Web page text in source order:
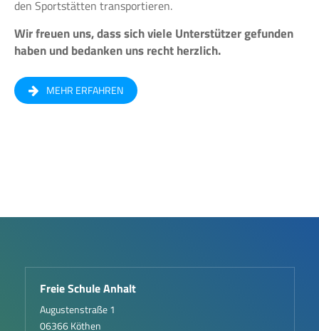
den Sportstätten transportieren.
Wir freuen uns, dass sich viele Unterstützer gefunden
haben und bedanken uns recht herzlich.
MEHR ERFAHREN
Freie Schule Anhalt
Augustenstraße 1
06366 Köthen